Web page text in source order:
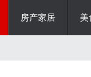
房产家居 美